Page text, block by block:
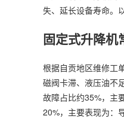
失、延长设备寿命。
固定式升降机
根据自贡地区维修工
磁阀卡滞、液压油不
故障占比约35%，主
20%，主要表现为：